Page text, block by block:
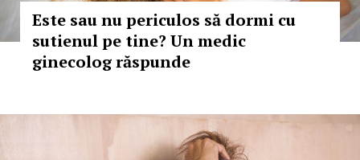
Este sau nu periculos să dormi cu
sutienul pe tine? Un medic
ginecolog răspunde